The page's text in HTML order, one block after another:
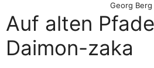
Georg Berg
Auf alten
Daimon-zaka